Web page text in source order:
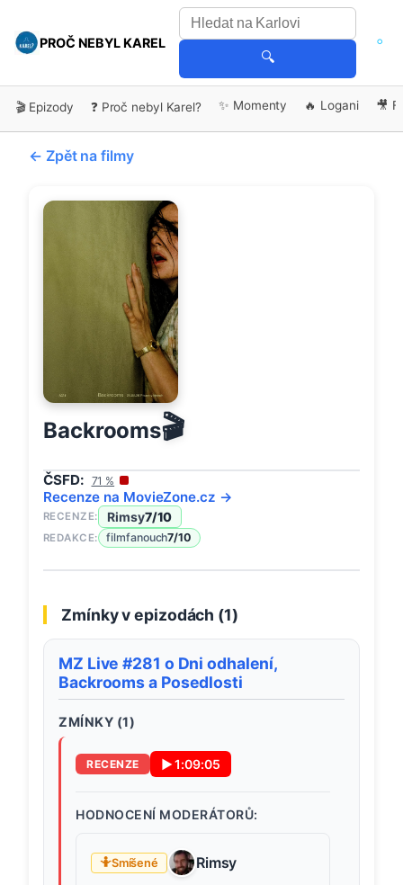
PROČ NEBYL KAREL
🔍
🎬 Epizody ❓ Proč nebyl Karel? ✨ Momenty 🔥 Logani 🎥
← Zpět na filmy
Backrooms🎬
ČSFD: 71 %
Recenze na MovieZone.cz →
RECENZE: Rimsy7/10
REDAKCE: filmfanouch7/10
Zmínky v epizodách (1)
MZ Live #281 o Dni odhalení,
Backrooms a Posedlosti
ZMÍNKY (1)
RECENZE ▶1:09:05
HODNOCENÍ MODERÁTORŮ:
🤷Smíšené Rimsy